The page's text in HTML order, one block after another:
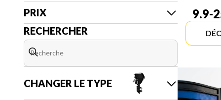
PRIX
RECHERCHER
CHANGER LE TYPE
9.9-